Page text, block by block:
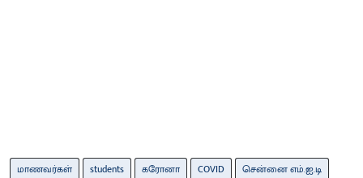
மாணவர்கள் students கரோனா COVID
சென்னை எம்.ஐ.டி